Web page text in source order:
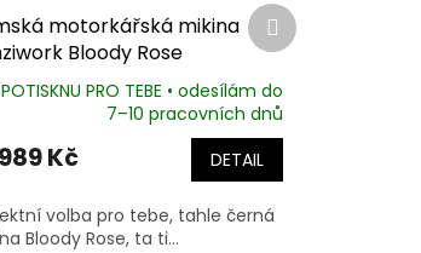
motorkářská mikina
Bloody Rose
PRO TEBE • odesílám do
7–10 pracovních dnů
989 Kč DETAIL
volba pro tebe, tahle černá
Bloody Rose, ta ti...
Další
produkt